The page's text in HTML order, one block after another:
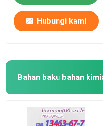
Hubungi kami
Bahan baku bahan